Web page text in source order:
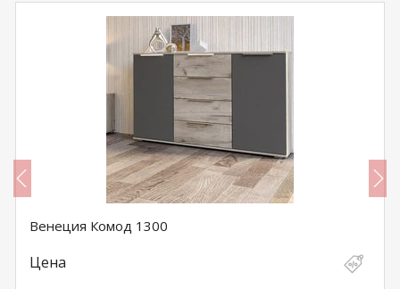
Венеция Комод 1300
Цена